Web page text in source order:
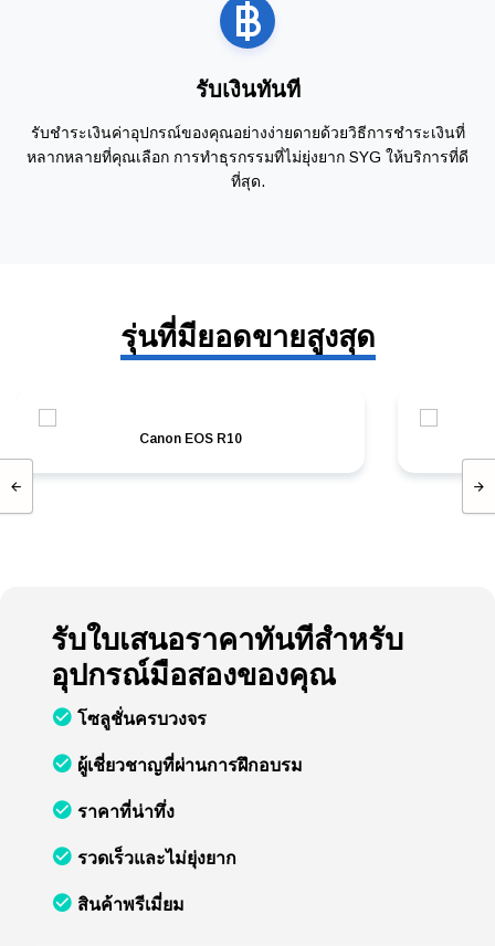
รับเงินทันที
รับชำระเงินค่าอุปกรณ์ของคุณอย่างง่ายดายด้วยวิธีการชำระเงินที่
หลากหลายที่คุณเลือก การทำธุรกรรมที่ไม่ยุ่งยาก SYG ให้บริการที่ดี
ที่สุด.
รุ่นที่มียอดขายสูงสุด
Canon EOS R10
รับใบเสนอราคาทันทีสำหรับ
อุปกรณ์มือสองของคุณ
โซลูชั่นครบวงจร
ผู้เชี่ยวชาญที่ผ่านการฝึกอบรม
ราคาที่น่าทึ่ง
รวดเร็วและไม่ยุ่งยาก
สินค้าพรีเมี่ยม